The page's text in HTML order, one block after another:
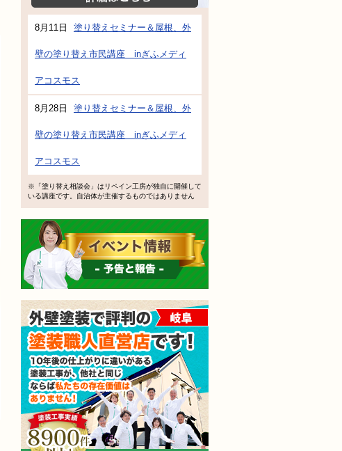
8月11日 塗り替えセミナー＆屋根、外
壁の塗り替え市民講座 inぎふメディ
アコスモス
8月28日 塗り替えセミナー＆屋根、外
壁の塗り替え市民講座 inぎふメディ
アコスモス
※「塗り替え相談会」はリペイン工房が独自に開催して
いる講座です。自治体が主催するものではありません
や防水・雨漏り補修のご相談・ご質問・無
塗装工事でもお願いできますか？
もりで検討するけど、いいですか？
額を教えてもらえますか？
お気軽にお問い合わせください。
業
わせされても売り込みは一切いたしません！ ご相談だけのお電話
談・ご質問・無料診断のご依頼フォームはこちら